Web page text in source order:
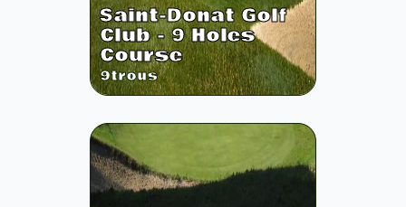
Saint-Donat Golf
Club - 9 Holes
Course
9trous